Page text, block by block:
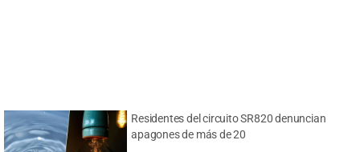
Residentes del circuito SR820 denuncian
apagones de más de 20